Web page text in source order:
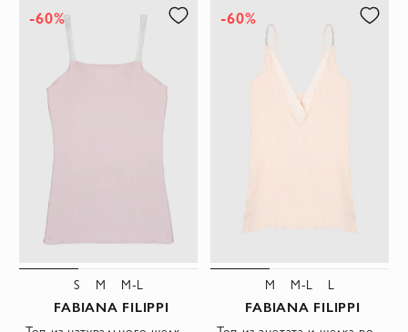
-60%
S M M-L
FABIANA FILIPPI
-60%
M M-L L
FABIANA FILIPPI